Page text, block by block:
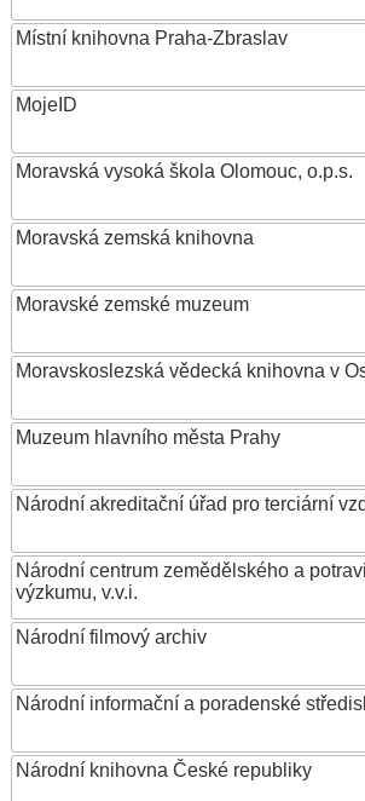
Místní knihovna Praha-Zbraslav
MojeID
Moravská vysoká škola Olomouc, o.p.s.
Moravská zemská knihovna
Moravské zemské muzeum
Moravskoslezská vědecká knihovna v
Muzeum hlavního města Prahy
Národní akreditační úřad pro terciární
Národní centrum zemědělského a
výzkumu, v.v.i.
Národní filmový archiv
Národní informační a poradenské
Národní knihovna České republiky